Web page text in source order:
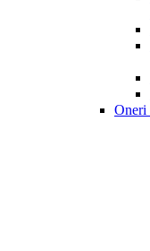
Oneri